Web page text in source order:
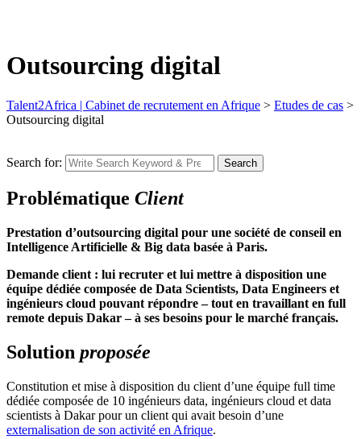
Outsourcing digital
Talent2Africa | Cabinet de recrutement en Afrique > Etudes de cas >
Outsourcing digital
Search for: Search
Problématique Client
Prestation d’outsourcing digital pour une société de conseil en
Intelligence Artificielle & Big data basée à Paris.
Demande client : lui recruter et lui mettre à disposition une
équipe dédiée composée de Data Scientists, Data Engineers et
ingénieurs cloud pouvant répondre – tout en travaillant en full
remote depuis Dakar – à ses besoins pour le marché français.
Solution proposée
Constitution et mise à disposition du client d’une équipe full time
dédiée composée de 10 ingénieurs data, ingénieurs cloud et data
scientists à Dakar pour un client qui avait besoin d’une
externalisation de son activité en Afrique.